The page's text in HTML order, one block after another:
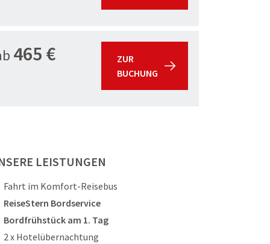
465 €
ZUR
BUCHUNG
LEISTUNGEN
Fahrt im Komfort-Reisebus
ReiseStern Bordservice
Bordfrühstück am 1. Tag
2 x Hotelübernachtung